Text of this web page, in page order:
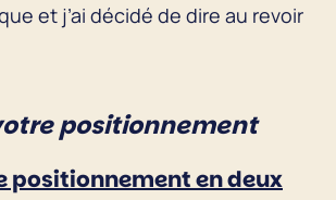
et j’ai décidé de dire au revoir
positionnement
positionnement en deux